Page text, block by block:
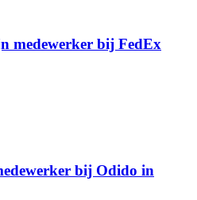
medewerker bij FedEx
bij Odido in